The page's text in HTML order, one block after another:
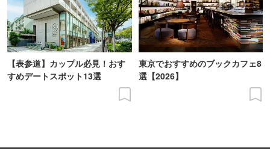
【表参道】カップル必見！おす
すめデートスポット13選
東京でおすすめのブックカフェ8
選【2026】